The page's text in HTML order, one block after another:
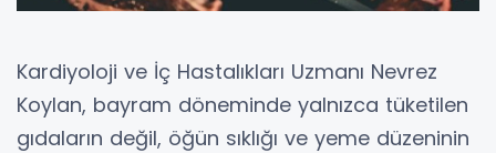
Kardiyoloji ve İç Hastalıkları Uzmanı Nevrez
Koylan, bayram döneminde yalnızca tüketilen
gıdaların değil, öğün sıklığı ve yeme düzeninin